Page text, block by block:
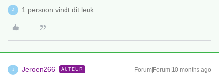
J 1 persoon vindt dit leuk
J Jeroen266 AUTEUR Forum|Forum|10 months ago